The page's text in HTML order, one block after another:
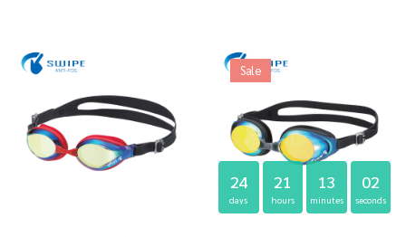
Sale
24
days
21
hours
13
minutes
02
seconds